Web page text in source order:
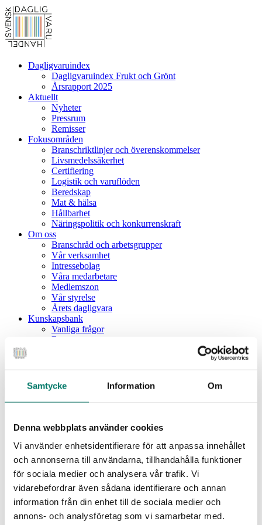
Samtycke Information Om
Denna webbplats använder cookies
Vi använder enhetsidentifierare för att anpassa innehållet
och annonserna till användarna, tillhandahålla funktioner
för sociala medier och analysera vår trafik. Vi
vidarebefordrar även sådana identifierare och annan
information från din enhet till de sociala medier och
annons- och analysföretag som vi samarbetar med.
Dagligvaruindex
Dagligvaruindex Frukt och Grönt
Årsrapport 2025
Aktuellt
Nyheter
Pressrum
Remisser
Fokusområden
Branschriktlinjer och överenskommelser
Livsmedelssäkerhet
Certifiering
Logistik och varuflöden
Beredskap
Mat & hälsa
Hållbarhet
Näringspolitik och konkurrenskraft
Om oss
Branschråd och arbetsgrupper
Vår verksamhet
Intressebolag
Våra medarbetare
Medlemszon
Vår styrelse
Årets dagligvara
Kunskapsbank
Vanliga frågor
Rapporter
Moms på livsmedel
Dagligvaruindex Frukt och Grönt
Årsrapport 2025
Aktuellt
Nyheter
Pressrum
Remisser
Fokusområden
Branschriktlinjer och överenskommelser
Livsmedelssäkerhet